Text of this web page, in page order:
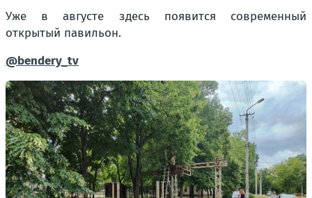
Уже в августе здесь появится современный
открытый павильон.
@bendery_tv